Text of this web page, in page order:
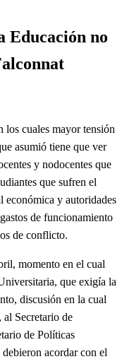
Educación no
los cuales mayor tensión
asumió tiene que ver
y nodocentes que
que sufren el
económica y autoridades
de funcionamiento
de conflicto.
momento en el cual
que exigía la
discusión en la cual
Secretario de
de Políticas
acordar con el